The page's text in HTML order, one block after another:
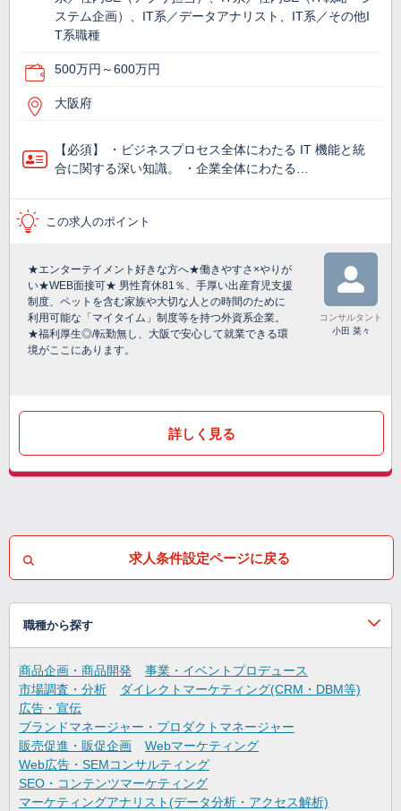
ステム企画）、IT系／データアナリスト、IT系／その他I
T系職種
500万円～600万円
大阪府
【必須】 ・ビジネスプロセス全体にわたる IT 機能と統
合に関する深い知識。 ・企業全体にわたる…
この求人のポイント
★エンターテイメント好きな方へ★働きやすさ×やりが
い★WEB面接可★ 男性育休81％、手厚い出産育児支援
制度、ペットを含む家族や大切な人との時間のために
利用可能な「マイタイム」制度等を持つ外資系企業。
★福利厚生◎/転勤無し、大阪で安心して就業できる環
境がここにあります。
コンサルタント
小田 菜々
詳しく見る
求人条件設定ページに戻る
職種から探す
商品企画・商品開発
事業・イベントプロデュース
市場調査・分析
ダイレクトマーケティング(CRM・DBM等)
広告・宣伝
ブランドマネージャー・プロダクトマネージャー
販売促進・販促企画
Webマーケティング
Web広告・SEMコンサルティング
SEO・コンテンツマーケティング
マーケティングアナリスト(データ分析・アクセス解析)